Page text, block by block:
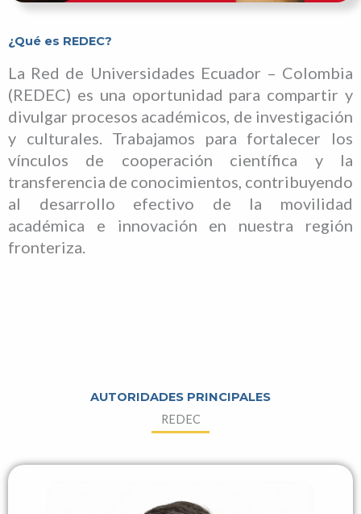
¿Qué es REDEC?
La Red de Universidades Ecuador – Colombia
(REDEC) es una oportunidad para compartir y
divulgar procesos académicos, de investigación
y culturales. Trabajamos para fortalecer los
vínculos de cooperación científica y la
transferencia de conocimientos, contribuyendo
al desarrollo efectivo de la movilidad
académica e innovación en nuestra región
fronteriza.
AUTORIDADES PRINCIPALES
REDEC